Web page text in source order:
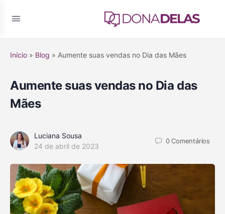
Início » Blog » Aumente suas vendas no Dia das Mães
Aumente suas vendas no Dia das
Mães
Luciana Sousa
24 de abril de 2023
0Comentários